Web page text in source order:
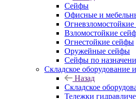
Сейфы
Офисные и
Взломостойкие
Огнестойкие сейфы
Оружейные сейфы
Сейфы по
Складское оборудование
Назад
Складское
Тележки